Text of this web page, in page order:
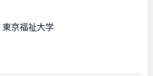
東京福祉大学